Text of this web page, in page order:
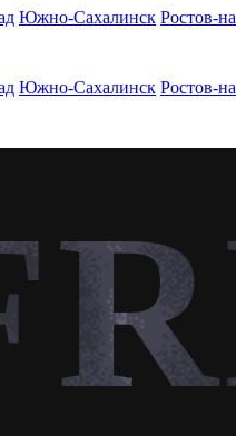
Южно-Сахалинск Ростов-
Южно-Сахалинск Ростов-